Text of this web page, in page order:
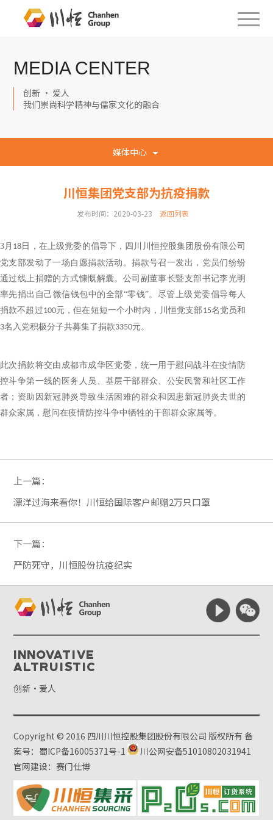
MEDIA CENTER
创新 · 爱人
我们崇尚科学精神与儒家文化的融合
媒体中心
川恒集团党支部为抗疫捐款
发布时间：2020-03-23 返回列表
3月 18 日，在上级党委的倡导下，四川川恒控股集团股份有限公司
党支部发动了一场自愿捐款活动 。捐款号召一发出，党员们纷纷
通过线上捐赠的方式慷慨解囊。公司副董事长暨支部书记李光明
率先捐出自己微信钱包中的全部“零钱”。尽管上级党委倡导每人
捐款不超过100元，但在短短一个小时内，川恒党支部 15名党员和
3名入党积极分子共募集了捐款3350元。
此次捐款将交由成都市成华区党委 ， 统一用于慰问战斗在疫情防
控斗争第一线的医务人员、基层干部群众、公安民警和社区工作
者；资助因新冠肺炎导致生活困难的群众和因患新冠肺炎去世的
群众家属，慰问在疫情防控斗争中牺牲的干部群众家属等。
上一篇：
漂洋过海来看你！川恒给国际客户邮赠2万只口罩
下一篇：
严防死守，川恒股份抗疫纪实
Innovative
Altruistic
创新·爱人
Copyright © 2016 四川川恒控股集团股份有限公司 版权所有备
案号：蜀ICP备16005371号-1
川公网安备51010802031941
官网建设：赛门仕博